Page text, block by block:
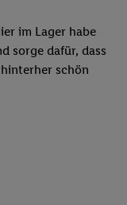
im Lager habe
sorge dafür, dass
schön